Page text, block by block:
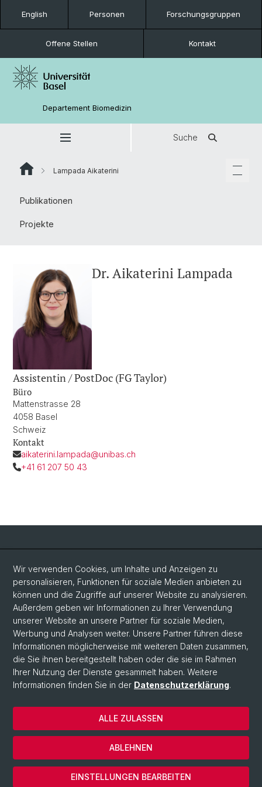
English Personen Forschungsgruppen
Offene Stellen Kontakt
Departement Biomedizin
Suche
Lampada Aikaterini
Publikationen
Projekte
Dr. Aikaterini Lampada
Assistentin / PostDoc (FG Taylor)
Büro
Mattenstrasse 28
4058 Basel
Schweiz
Kontakt
aikaterini.lampada@unibas.ch
+41 61 207 50 43
Social Media
LinkedIn
Bluesky
Vimeo
© Universität Basel
Datenschutzerklärung
Wir verwenden Cookies, um Inhalte und Anzeigen zu
personalisieren, Funktionen für soziale Medien anbieten zu
können und die Zugriffe auf unserer Website zu analysieren.
Außerdem geben wir Informationen zu Ihrer Verwendung
unserer Website an unsere Partner für soziale Medien,
Werbung und Analysen weiter. Unsere Partner führen diese
Informationen möglicherweise mit weiteren Daten zusammen,
die Sie ihnen bereitgestellt haben oder die sie im Rahmen
Ihrer Nutzung der Dienste gesammelt haben. Weitere
Informationen finden Sie in der Datenschutzerklärung.
EINSTELLUNGEN BEARBEITEN
ABLEHNEN
ALLE ZULASSEN